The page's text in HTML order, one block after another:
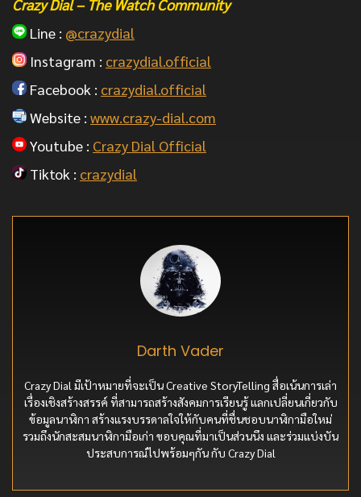
Crazy Dial – The Watch Community
Line : @crazydial
Instagram : crazydial.official
Facebook : crazydial.official
Website : www.crazy-dial.com
Youtube : Crazy Dial Official
Tiktok : crazydial
Darth Vader
Crazy Dial มีเป้าหมายที่จะเป็น Creative StoryTelling สื่อเน้นการเล่า
เรื่องเชิงสร้างสรรค์ ที่สามารถสร้างสังคมการเรียนรู้ แลกเปลี่ยนเกี่ยวกับ
ข้อมูลนาฬิกา สร้างแรงบรรดาลใจให้กับคนที่ชื่นชอบนาฬิกามือใหม่
รวมถึงนักสะสมนาฬิกามือเก่า ขอบคุณที่มาเป็นส่วนนึง และร่วมแบ่งบัน
ประสบการณ์ไปพร้อมๆกัน กับ Crazy Dial